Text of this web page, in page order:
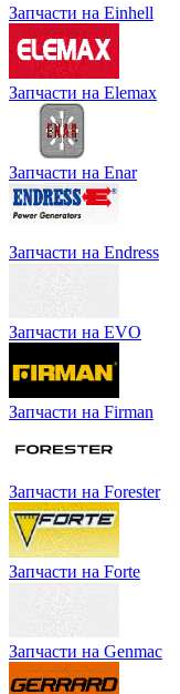
Запчасти на Einhell
Запчасти на Elemax
Запчасти на Enar
Запчасти на Endress
Запчасти на EVO
Запчасти на Firman
Запчасти на Forester
Запчасти на Forte
Запчасти на Genmac